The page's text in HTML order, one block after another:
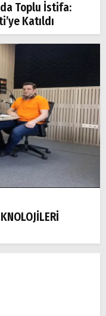
Toplu İstifa:
Katıldı